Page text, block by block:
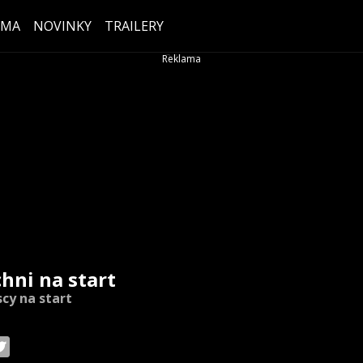
NOVINKY TRAILERY
na start
na start